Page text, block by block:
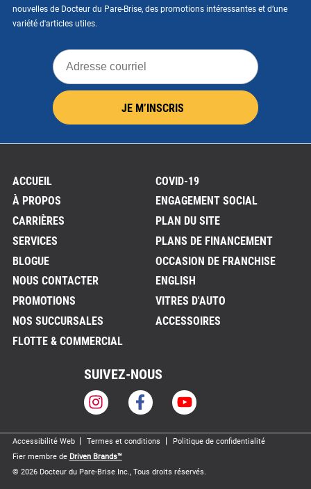
nouvelles de Docteur du Pare-Brise, des promotions intéressantes et d’une
variété d'articles utiles.
Adresse
courriel
JE M’INSCRIS
ACCUEIL
À PROPOS
CARRIÈRES
SERVICES
BLOGUE
NOUS CONTACTER
PROMOTIONS
NOS SUCCURSALES
FLOTTE & COMMERCIAL
COVID-19
ENGAGEMENT SOCIAL
PLAN DU SITE
PLANS DE FINANCEMENT
OCCASION DE FRANCHISE
ENGLISH
VITRES D'AUTO
ACCESSOIRES
SUIVEZ-NOUS
Fier membre de Driven Brands™
© 2026 Docteur du Pare-Brise Inc., Tous droits réservés.
Accessibilité Web Termes et conditions Politique de confidentialité